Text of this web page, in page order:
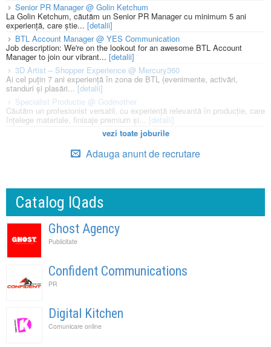
Senior PR Manager @ Golin Ketchum
La Golin Ketchum, căutăm un Senior PR Manager cu minimum 5 ani
experiență, care știe... [detalii]
BTL Account Manager @ YES Communication
Job description: We're on the lookout for an awesome BTL Account
Manager to join our vibrant... [detalii]
3D Artist – Shopper Experience @ Mercury360
Ai cel puțin 7 ani experiență în zona de BTL (evenimente, activări,
standuri și plasări...[detalii]
Specialist Productie @ Godmother
Căutăm un profesionist versatil, cu experiență relevantă în producție, care
înțelege materiale, finisaje premium și... [detalii]
vezi toate joburile
Adauga anunt de recrutare
Catalog IQads
Ghost Agency
Publicitate
Confident Communications
PR
Digital Kitchen
Comunicare online